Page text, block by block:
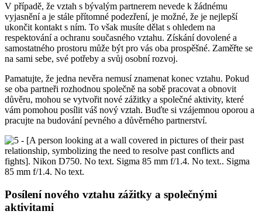
V případě, že vztah s bývalým partnerem nevede k žádnému
vyjasnění a je stále přítomné podezření, je možné, že je nejlepší
ukončit kontakt s ním. To však musíte dělat s ohledem na
respektování a ochranu současného vztahu. Získání dovolené a
samostatného prostoru může být pro vás oba prospěšné. Zaměřte se
na sami sebe, své potřeby a svůj osobní rozvoj.
Pamatujte, že jedna nevěra nemusí znamenat konec vztahu. Pokud
se oba partneři rozhodnou společně na sobě pracovat a obnovit
důvěru, mohou se vytvořit nové zážitky a společné aktivity, které
vám pomohou posílit váš nový vztah. Buďte si vzájemnou oporou a
pracujte na budování pevného a důvěrného partnerství.
Posílení nového vztahu zážitky a společnými
aktivitami